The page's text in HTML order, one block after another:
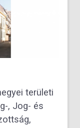
területi
, Jog- és